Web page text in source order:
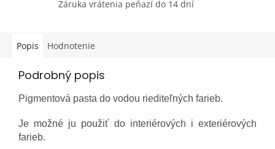
Záruka vrátenia peňazí do 14 dní
Popis Hodnotenie
Podrobný popis
Pigmentová pasta do vodou riediteľných farieb.
Je možné ju použiť do interiérových i exteriérových
farieb.